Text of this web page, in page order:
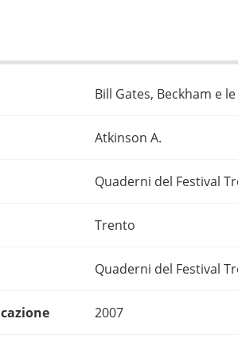
Bill Gates, Beckham e
Atkinson A.
Quaderni del Festival
Trento
Quaderni del Festival
2007